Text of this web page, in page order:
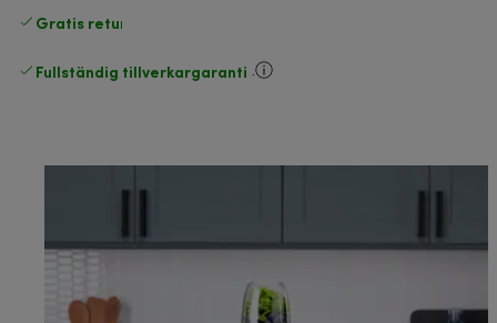
Gratis returer
Fullständig tillverkargaranti .